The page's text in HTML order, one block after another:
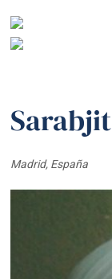
Madrid, España